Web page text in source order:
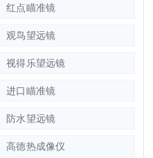
红点瞄准镜
观鸟望远镜
视得乐望远镜
进口瞄准镜
防水望远镜
高德热成像仪